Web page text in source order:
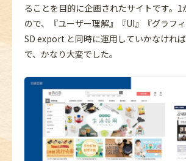
ることを目的に企画されたサイトです。1
ので、『ユーザー理解』『UI』『グラフィ
SD export と同時に運用していかなけれ
で、かなり大変でした。